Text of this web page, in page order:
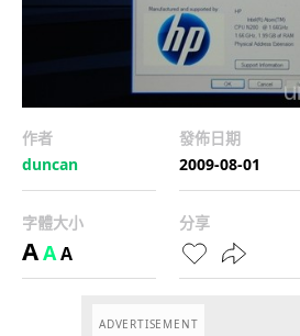
作者
duncan
發佈日期
2009-08-01
字體大小
AAA
分享
ADVERTISEMENT